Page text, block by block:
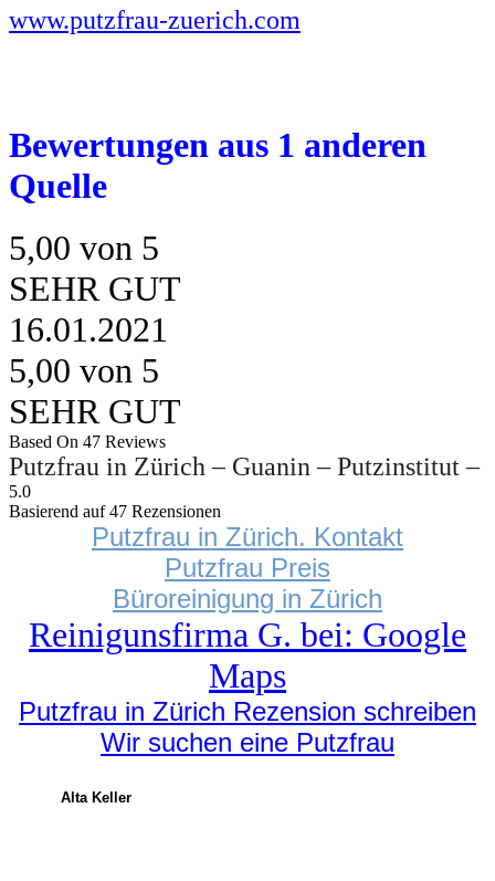
www.putzfrau-zuerich.com
Bewertungen aus 1 anderen
Quelle
5,00 von 5
SEHR GUT
16.01.2021
5,00 von 5
SEHR GUT
Based On 47 Reviews
Putzfrau in Zürich – Guanin – Putzinstitut –
5.0
Basierend auf 47 Rezensionen
Putzfrau in Zürich. Kontakt
Putzfrau Preis
Büroreinigung in Zürich
Reinigunsfirma G. bei: Google
Maps
Putzfrau in Zürich Rezension schreiben
Wir suchen eine Putzfrau
Alta Keller